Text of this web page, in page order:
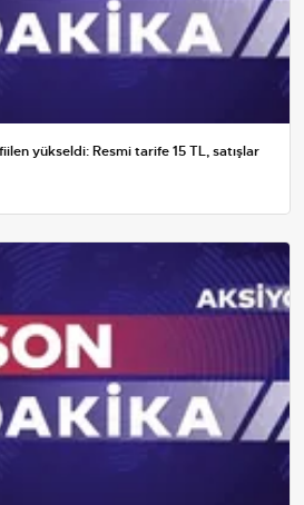
yükseldi: Resmi tarife 15 TL, satışlar